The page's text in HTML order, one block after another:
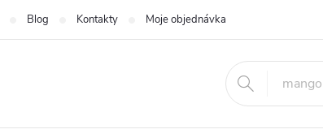
Blog Kontakty Moje objednávka GDPR a